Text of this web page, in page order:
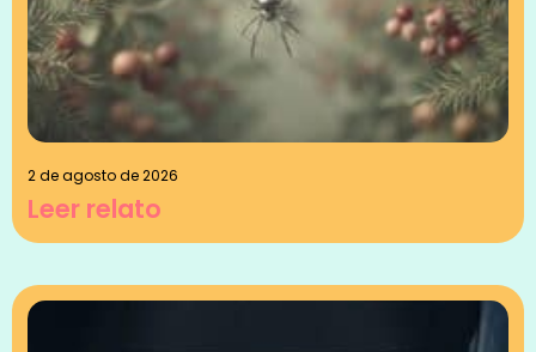
2 de agosto de 2026
Leer relato